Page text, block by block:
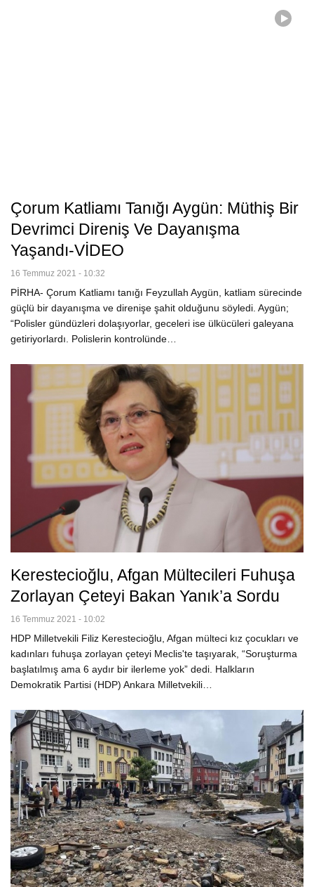
Çorum Katliamı Tanığı Aygün: Müthiş Bir
Devrimci Direniş Ve Dayanışma
Yaşandı-VİDEO
16 Temmuz 2021 - 10:32
PİRHA- Çorum Katliamı tanığı Feyzullah Aygün, katliam sürecinde
güçlü bir dayanışma ve direnişe şahit olduğunu söyledi. Aygün;
“Polisler gündüzleri dolaşıyorlar, geceleri ise ülkücüleri galeyana
getiriyorlardı. Polislerin kontrolünde…
Kerestecioğlu, Afgan Mültecileri Fuhuşa
Zorlayan Çeteyi Bakan Yanık’a Sordu
16 Temmuz 2021 - 10:02
HDP Milletvekili Filiz Kerestecioğlu, Afgan mülteci kız çocukları ve
kadınları fuhuşa zorlayan çeteyi Meclis'te taşıyarak, “Soruşturma
başlatılmış ama 6 aydır bir ilerleme yok” dedi. Halkların
Demokratik Partisi (HDP) Ankara Milletvekili…